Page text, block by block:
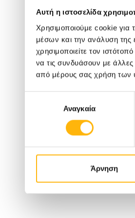
Αυτή η ιστοσελίδα
Χρησιμοποιούμε cookie για
μέσων και την ανάλυση της
χρησιμοποιείτε τον
να τις συνδυάσουν με
από μέρους σας χρήση των
συγκατάθεσηςΑναγκαία
Άρνηση